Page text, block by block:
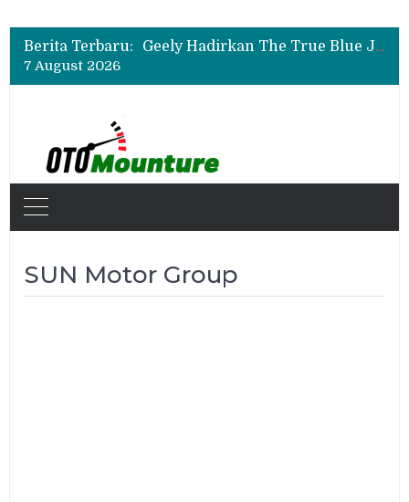
Berita Terbaru:
Bukan Sekadar Sporty, Ini Alasan Suzuki Fronx SGX Hybrid Kuro Layak Dilirik
Geely Hadirkan The True Blue Journey, Fans Bisa Dapat Tiket Chelsea vs AC Milan
Bukan Sekadar Sporty, Ini Alasan Suzuki Fronx SGX Hybrid Kuro Layak Dilirik
7 August 2026
SUN Motor Group